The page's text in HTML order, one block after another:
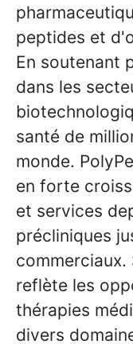
peptides et
En soutenant
dans les
santé de
monde.
en forte
et services
précliniques
reflète les
thérapies
divers